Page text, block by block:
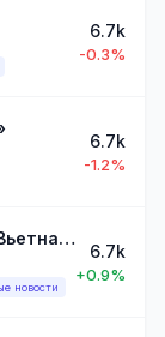
6.7k
-0.3%
6.7k
-1.2%
Горящие билеты в Таиланд, Вьетнам, Дубай и на Мальдивы
новости
6.7k
+0.9%